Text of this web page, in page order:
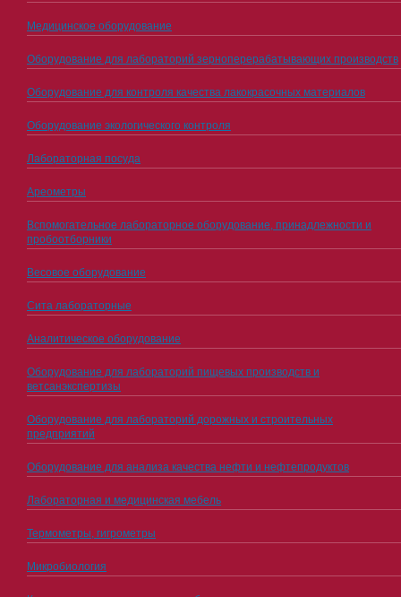
Медицинское оборудование
Оборудование для лабораторий зерноперерабатывающих производств
Оборудование для контроля качества лакокрасочных материалов
Оборудование экологического контроля
Лабораторная посуда
Ареометры
Вспомогательное лабораторное оборудование, принадлежности и
пробоотборники
Весовое оборудование
Сита лабораторные
Аналитическое оборудование
Оборудование для лабораторий пищевых производств и
ветсанэкспертизы
Оборудование для лабораторий дорожных и строительных
предприятий
Оборудование для анализа качества нефти и нефтепродуктов
Лабораторная и медицинская мебель
Термометры, гигрометры
Микробиология